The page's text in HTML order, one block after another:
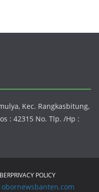
on
Am
pel
Ce
ku
Kec. Rangkasbitung,
: 42315 No. Tlp. /Hp :
PRIVACY POLICY